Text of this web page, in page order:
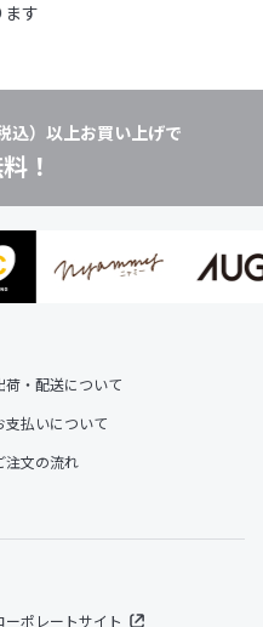
す
込）以上お買い上げで
！
荷・配送について
支払いについて
注文の流れ
ーポレートサイト